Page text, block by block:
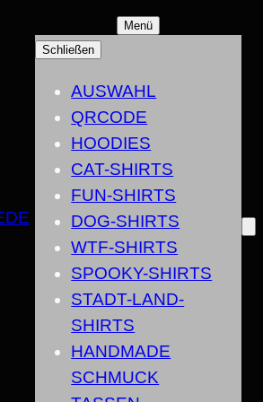
Menü
Schließen
AUSWAHL
QRCODE
HOODIES
CAT-SHIRTS
FUN-SHIRTS
DOG-SHIRTS
WTF-SHIRTS
SPOOKY-SHIRTS
STADT-LAND-
SHIRTS
HANDMADE
SCHMUCK